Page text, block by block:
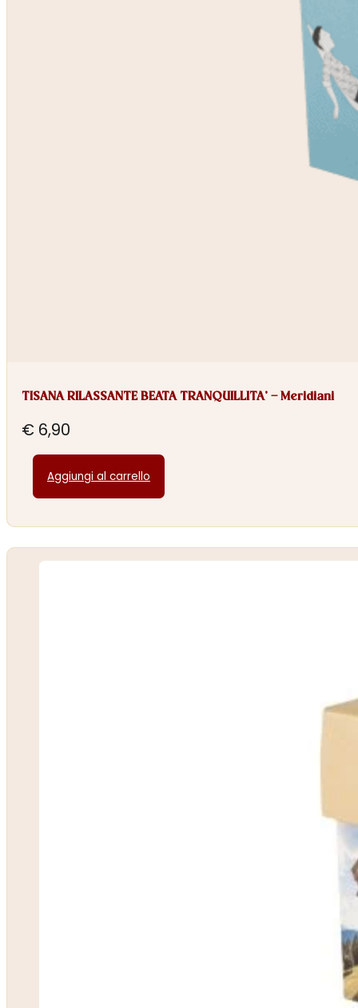
TISANA RILASSANTE BEATA TRANQUILLITA’ – Meridiani
€ 6,90
Aggiungi al carrello